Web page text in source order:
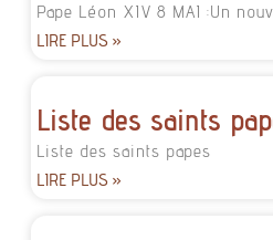
Pape Léon XIV 8 MAI :Un
LIRE PLUS »
Liste des saints
Liste des saints papes
LIRE PLUS »